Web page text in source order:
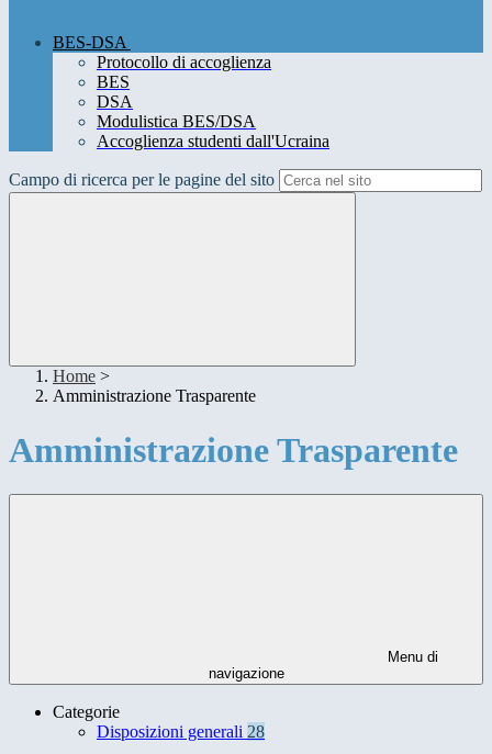
BES-DSA
Protocollo di accoglienza
BES
DSA
Modulistica BES/DSA
Accoglienza studenti dall'Ucraina
Campo di ricerca per le pagine del sito
Home >
Amministrazione Trasparente
Amministrazione Trasparente
Menu di
navigazione
Categorie
Disposizioni generali 28